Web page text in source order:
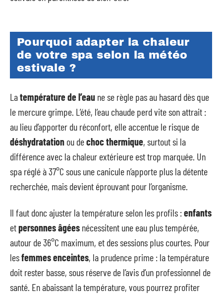
Pourquoi adapter la chaleur
de votre spa selon la météo
estivale ?
Latempérature de l’eau ne se règle pas au hasard dès que
le mercure grimpe. L’été, l’eau chaude perd vite son attrait :
au lieu d’apporter du réconfort, elle accentue le risque de
déshydratation ou dechoc thermique, surtout si la
différence avec la chaleur extérieure est trop marquée. Un
spa réglé à 37°C sous une canicule n’apporte plus la détente
recherchée, mais devient éprouvant pour l’organisme.
Il faut donc ajuster la température selon les profils :enfants
etpersonnes âgées nécessitent une eau plus tempérée,
autour de 36°C maximum, et des sessions plus courtes. Pour
lesfemmes enceintes, la prudence prime : la température
doit rester basse, sous réserve de l’avis d’un professionnel de
santé. En abaissant la température, vous pourrez profiter